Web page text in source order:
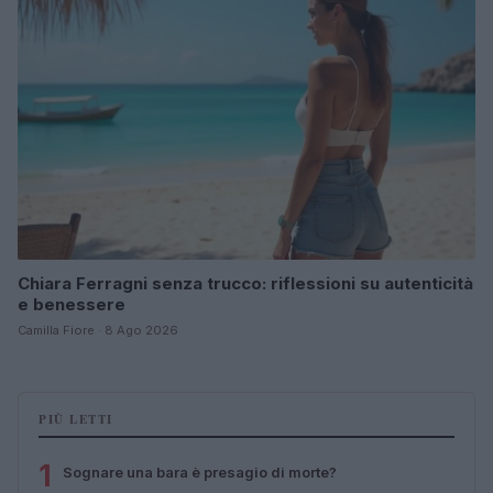
Chiara Ferragni senza trucco: riflessioni su autenticità
e benessere
Camilla Fiore · 8 Ago 2026
PIÙ LETTI
1 Sognare una bara è presagio di morte?